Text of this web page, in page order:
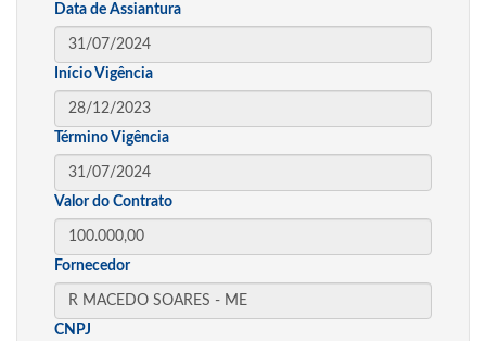
Data de Assiantura
Início Vigência
Término Vigência
Valor do Contrato
Fornecedor
CNPJ